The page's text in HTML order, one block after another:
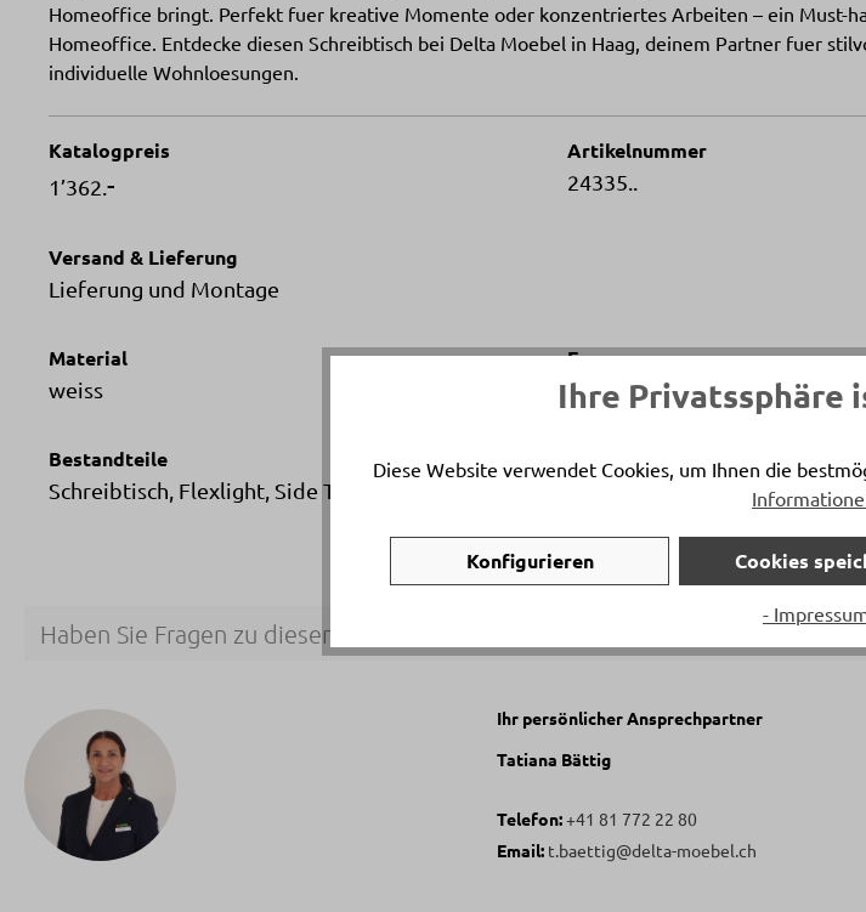
Homeoffice bringt. Perfekt fuer kreative Momente oder konzentriertes Arbeiten – ein Must-
Homeoffice. Entdecke diesen Schreibtisch bei Delta Moebel in Haag, deinem Partner fuer
individuelle Wohnloesungen.
Katalogpreis
1’362.-
Artikelnummer
24335..
Versand & Lieferung
Lieferung und Montage
Material
weiss
Fuss
Comfort
Bestandteile
Schreibtisch, Flexlight, Side Top, Schublade
Haben Sie Fragen zu diesem Produkt?
Ihr persönlicher Ansprechpartner
Tatiana Bättig
Telefon:+41 81 772 22 80
Email: t.baettig@delta-moebel.ch
Ihre Privatssphäre
Diese Website verwendet Cookies, um Ihnen die
Konfigurieren Cookies
-